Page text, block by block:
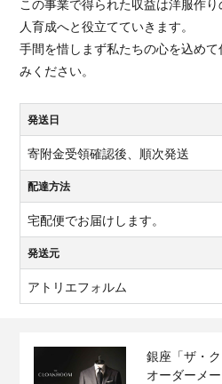
この事業で得られた収益は洋服作
人育成へと役立てていきます。
手間を惜しまず私たちの心を込め
みください。
発送日
寄附金受領確認後、順次発送
配達方法
宅配便でお届けします。
発送元
アトリエフォルム
銀座「ザ・ク
オーダーメ